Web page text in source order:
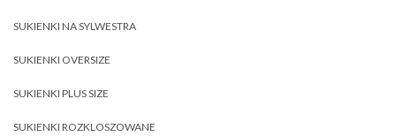
SUKIENKI NA SYLWESTRA
SUKIENKI OVERSIZE
SUKIENKI PLUS SIZE
SUKIENKI ROZKLOSZOWANE